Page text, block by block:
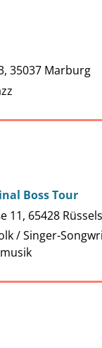
35037 Marburg
Boss Tour
11, 65428
/ Singer-